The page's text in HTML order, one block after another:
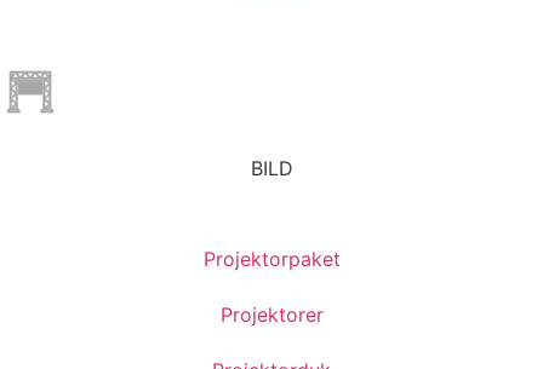
BILD
Projektorpaket
Projektorer